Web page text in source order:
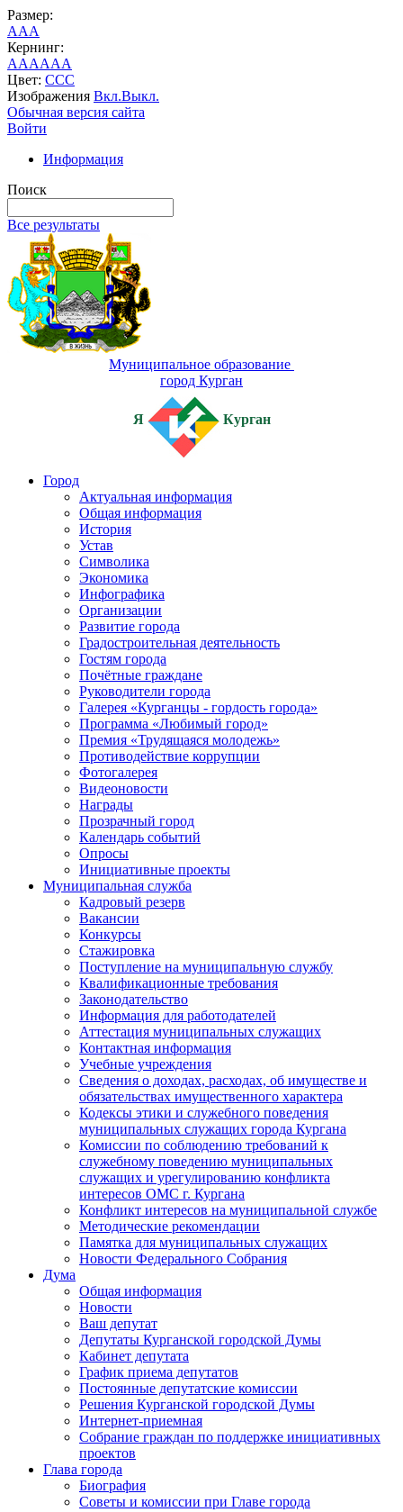
Размер:
AAA
Кернинг:
AAAAAA
Цвет: CCC
Изображения Вкл.Выкл.
Обычная версия сайта
Войти
Информация
Поиск
Все результаты
Муниципальное образование
город Курган
Я Курган
Город
Актуальная информация
Общая информация
История
Устав
Символика
Экономика
Инфографика
Организации
Развитие города
Градостроительная деятельность
Гостям города
Почётные граждане
Руководители города
Галерея «Курганцы - гордость города»
Программа «Любимый город»
Премия «Трудящаяся молодежь»
Противодействие коррупции
Фотогалерея
Видеоновости
Награды
Прозрачный город
Календарь событий
Опросы
Инициативные проекты
Муниципальная служба
Кадровый резерв
Вакансии
Конкурсы
Стажировка
Поступление на муниципальную службу
Квалификационные требования
Законодательство
Информация для работодателей
Аттестация муниципальных служащих
Контактная информация
Учебные учреждения
Сведения о доходах, расходах, об имуществе и
обязательствах имущественного характера
Кодексы этики и служебного поведения
муниципальных служащих города Кургана
Комиссии по соблюдению требований к
служебному поведению муниципальных
служащих и урегулированию конфликта
интересов ОМС г. Кургана
Конфликт интересов на муниципальной службе
Методические рекомендации
Памятка для муниципальных служащих
Новости Федерального Cобрания
Дума
Общая информация
Новости
Ваш депутат
Депутаты Курганской городской Думы
Кабинет депутата
График приема депутатов
Постоянные депутатские комиссии
Решения Курганской городской Думы
Интернет-приемная
Собрание граждан по поддержке инициативных
проектов
Глава города
Биография
Советы и комиссии при Главе города